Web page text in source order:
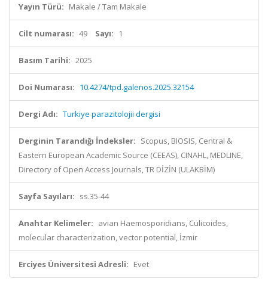
Yayın Türü: Makale / Tam Makale
Cilt numarası: 49 Sayı: 1
Basım Tarihi: 2025
Doi Numarası: 10.4274/tpd.galenos.2025.32154
Dergi Adı: Turkiye parazitolojii dergisi
Derginin Tarandığı İndeksler: Scopus, BIOSIS, Central &
Eastern European Academic Source (CEEAS), CINAHL, MEDLINE,
Directory of Open Access Journals, TR DİZİN (ULAKBİM)
Sayfa Sayıları: ss.35-44
Anahtar Kelimeler: avian Haemosporidians, Culicoides,
molecular characterization, vector potential, İzmir
Erciyes Üniversitesi Adresli: Evet